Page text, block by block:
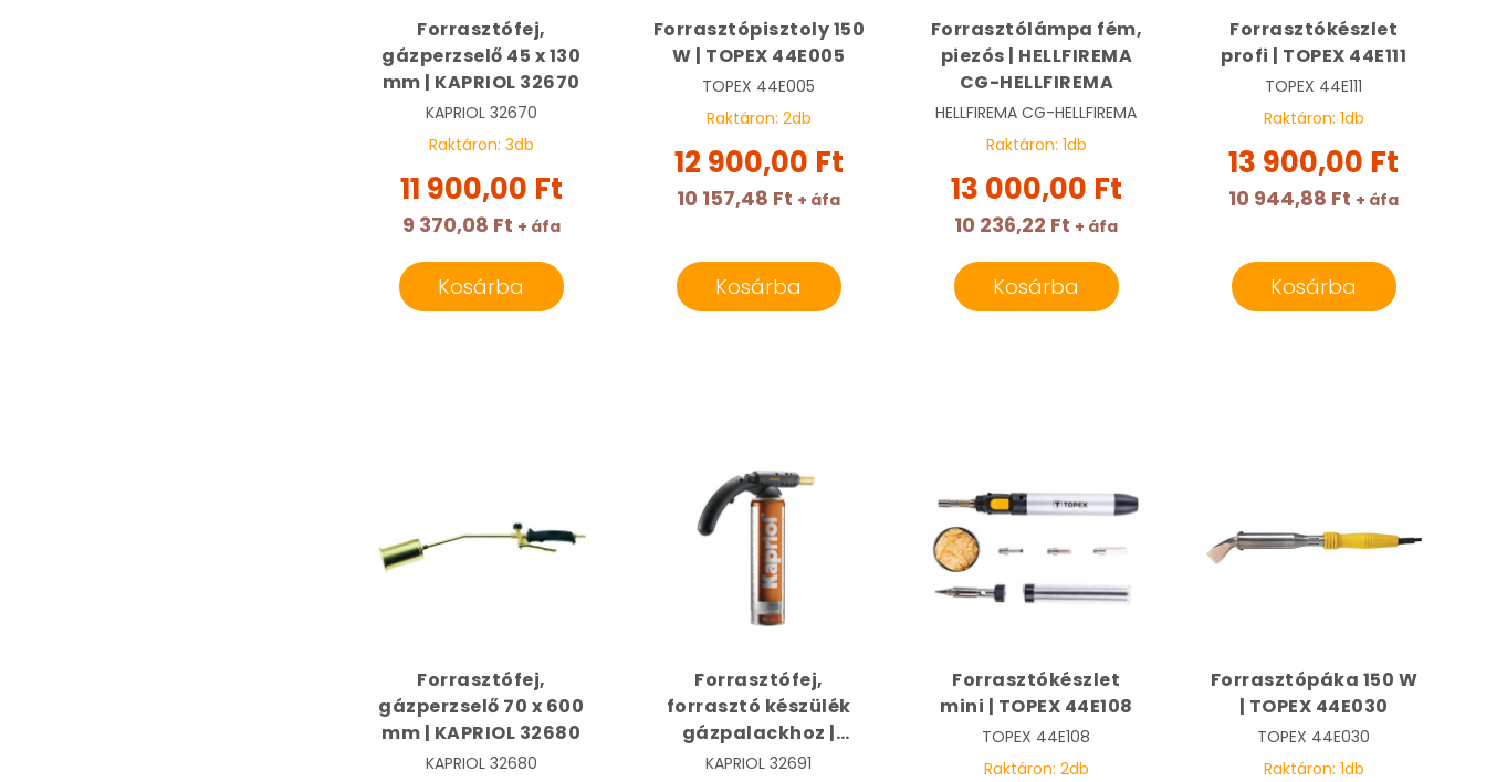
Forrasztófej,
gázperzselő 45 x 130
mm | KAPRIOL 32670
KAPRIOL 32670
Raktáron: 3db
11 900,00 Ft
9 370,08 Ft + áfa
Kosárba
Forrasztópisztoly 150
W | TOPEX 44E005
TOPEX 44E005
Raktáron: 2db
12 900,00 Ft
10 157,48 Ft + áfa
Kosárba
Forrasztólámpa fém,
piezós | HELLFIREMA
CG-HELLFIREMA
HELLFIREMA CG-HELLFIREMA
Raktáron: 1db
13 000,00 Ft
10 236,22 Ft + áfa
Kosárba
Forrasztókészlet
profi | TOPEX 44E111
TOPEX 44E111
Raktáron: 1db
13 900,00 Ft
10 944,88 Ft + áfa
Kosárba
Forrasztófej,
gázperzselő 70 x 600
mm | KAPRIOL 32680
KAPRIOL 32680
Forrasztófej,
forrasztó készülék
gázpalackhoz |
KAPRIOL 32691
KAPRIOL 32691
Forrasztókészlet
mini | TOPEX 44E108
TOPEX 44E108
Raktáron: 2db
Forrasztópáka 150 W
| TOPEX 44E030
TOPEX 44E030
Raktáron: 1db